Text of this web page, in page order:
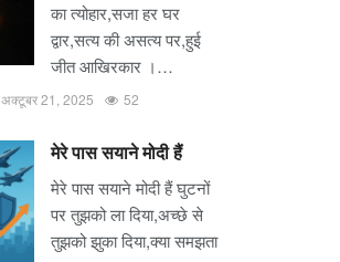
का त्योहार,सजा हर घर
द्वार,सत्य की असत्य पर,हुई
जीत आखिरकार ।…
अक्टूबर 21, 2025 52
मेरे पास सयाने मोदी हैं
मेरे पास सयाने मोदी हैं घुटनों
पर तुझको ला दिया,अच्छे से
तुझको झुका दिया,क्या समझता